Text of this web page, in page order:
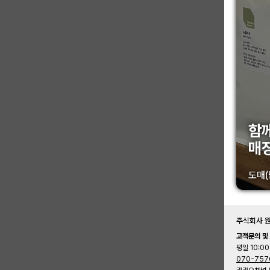
함
매
도매
주식회사
고객문의
평일
070-